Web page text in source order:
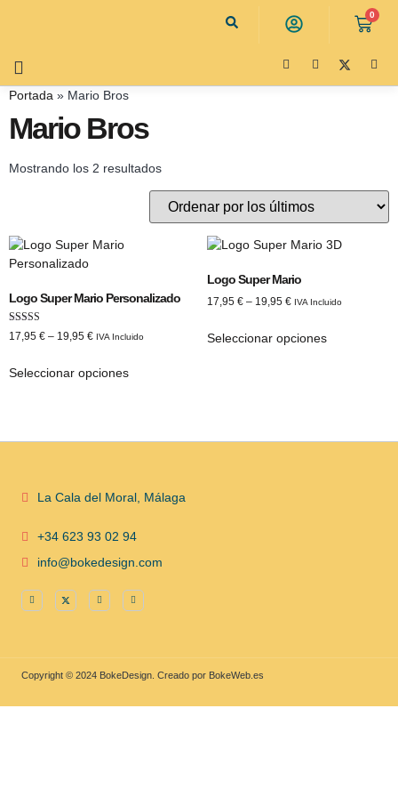
0
Portada » Mario Bros
Mario Bros
Mostrando los 2 resultados
Logo Super Mario Personalizado
Valorado con
5.00
17,95 € – 19,95 € IVA Incluido
Seleccionar opciones
Logo Super Mario
17,95 €– 19,95 € IVA Incluido
Seleccionar opciones
La Cala del Moral, Málaga
+34 623 93 02 94
info@bokedesign.com
Copyright © 2024 BokeDesign. Creado por BokeWeb.es